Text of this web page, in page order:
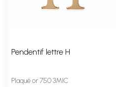
Pendentif lettre H
Plaqué or 750 3MIC